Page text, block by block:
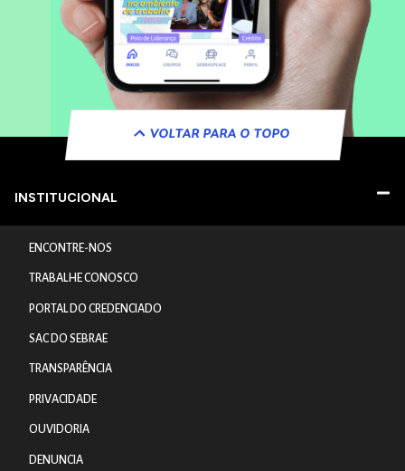
VOLTAR PARA O TOPO
INSTITUCIONAL
ENCONTRE-NOS
TRABALHE CONOSCO
PORTAL DO CREDENCIADO
SAC DO SEBRAE
TRANSPARÊNCIA
PRIVACIDADE
OUVIDORIA
DENUNCIA